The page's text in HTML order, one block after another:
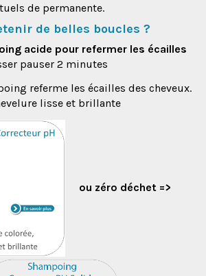
de permanente.
de belles boucles ?
acide pour refermer les écailles
pauser 2 minutes
referme les écailles des cheveux.
lisse et brillante
ou zéro déchet =>